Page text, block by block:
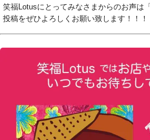
笑福Lotusにとってみなさまからのお声は
投稿をぜひよろしくお願い致します！！！